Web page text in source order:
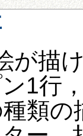
が描
1行
類